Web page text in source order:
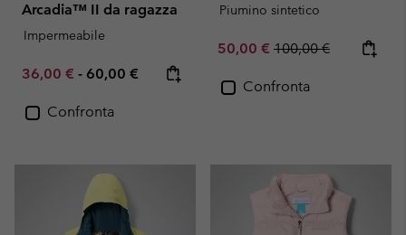
Arcadia™ II da ragazza
Impermeabile
Minimum sale price:
36,00 € - Maximum price:
60,00 €
Confronta
Piumino sintetico
Sale price:
50,00 € Regular price:
100,00 €
Confronta